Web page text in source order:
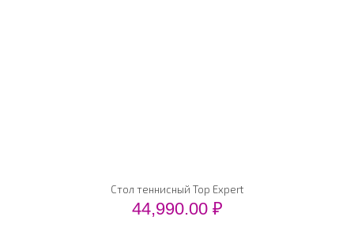
Стол теннисный Top Expert
44,990.00 ₽